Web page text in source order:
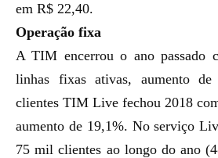
em R$ 22,40.
Operação fixa
A TIM encerrou o ano passado
linhas fixas ativas, aumento
clientes TIM Live fechou 2018
aumento de 19,1%. No serviço
75 mil clientes ao longo do ano